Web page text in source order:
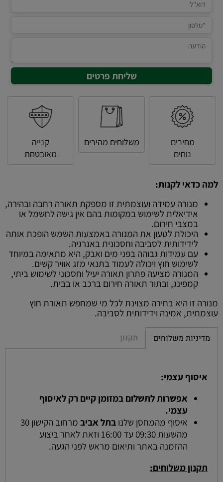
מחירים
נוחים
משלוחים מהירים
קנייה
מאובטחת
למה כדאי לקנות:
מנורה עמידה ועוצמתית זו מספקת תאורה רחבה ובהירה,
אידיאלית לשימוש במקומות בהם אין גישה לחשמל או
במצבי חירום.
היכולת לטעון את המנורה באמצעות השמש הופכת אותה
לידידותית לסביבה וחסכונית באנרגיה.
עם עמידות גבוהה בפני מים ואבק, היא מתאימה במיוחד
לשימוש חוץ ויכולה לעמוד בתנאי מזג אוויר קשים.
המנורה מציעה פתרון תאורה יעיל וחסכוני לשימוש ביתי,
קמפינג, ובתור תאורה חירום ברכב או בבית.
מנורה זו היא בחירה מצוינת לכל מי שמחפש תאורת חוץ
עוצמתית, אמינה וידידותית לסביבה.
מדיניות משלוחים תקנון
איסוף עצמי:
אפשרות לתשלום במזומן קיים רק לאיסוף
עצמי.
איסוף מהמחסן שלנו בתל אביב
מרחוב הקישון 30
מהשעות 09:30 עד 16:00 וזאת לאחר ביצוע
ההזמנה באתר ותיאום מראש לפני הגעה.
תקנון משלוחים: